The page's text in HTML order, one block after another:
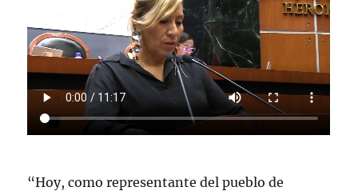
“Hoy, como representante del pueblo de